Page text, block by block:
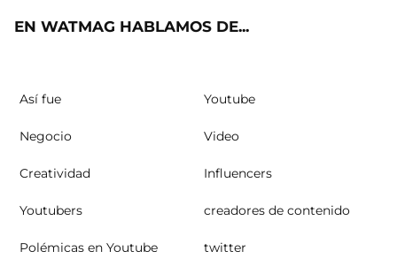
EN WATMAG HABLAMOS DE...
Así fue Youtube
Negocio Video
Creatividad Influencers
Youtubers creadores de contenido
Polémicas en Youtube twitter